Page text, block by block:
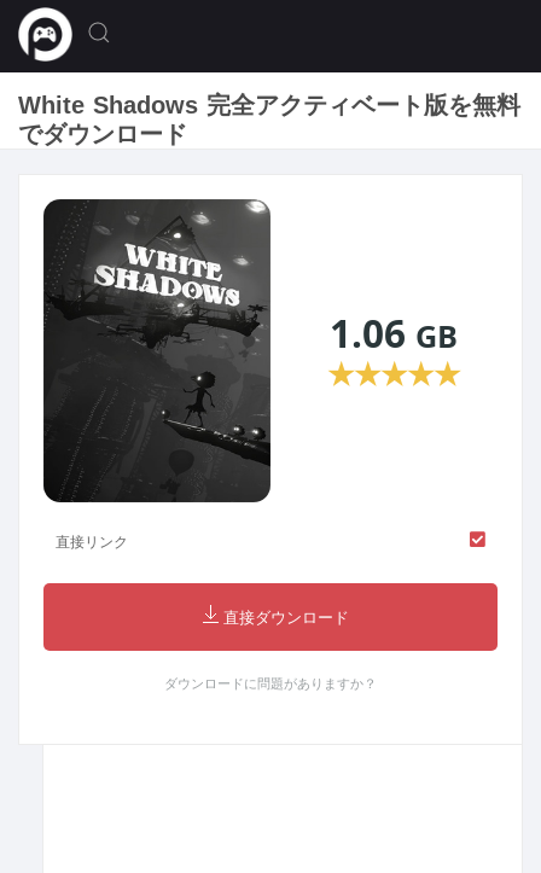
White Shadows 完全アクティベート版を無料
でダウンロード
1.06 GB
★★★★★
直接リンク
直接ダウンロード
ダウンロードに問題がありますか？